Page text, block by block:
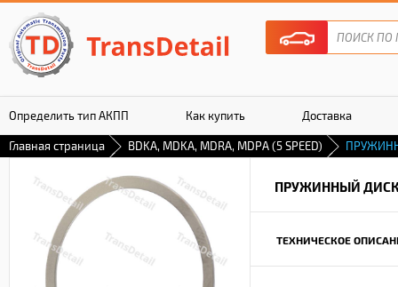
Определить тип АКПП Как купить Доставка
Гарантия
Главная страница BDKA, MDKA, MDRA, MDPA (5 SPEED)
ПРУЖИННЫЙ
ТЕХНИЧЕСКОЕ